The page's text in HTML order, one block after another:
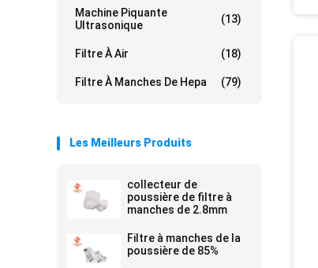
Machine Piquante
Ultrasonique
(13)
Filtre À Air (18)
Filtre À Manches De Hepa (79)
Les Meilleurs Produits
collecteur de
poussière de filtre à
manches de 2.8mm
Filtre à manches de la
poussière de 85%